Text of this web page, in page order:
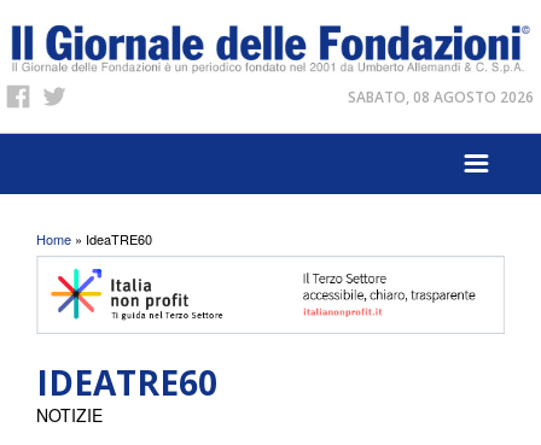
SABATO, 08 AGOSTO 2026
Tu sei qui
Home » IdeaTRE60
IDEATRE60
NOTIZIE